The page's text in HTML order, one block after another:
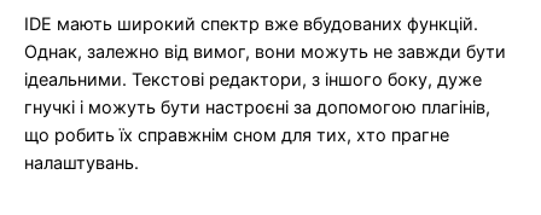
IDE мають широкий спектр вже вбудованих функцій.
Однак, залежно від вимог, вони можуть не завжди бути
ідеальними. Текстові редактори, з іншого боку, дуже
гнучкі і можуть бути настроєні за допомогою плагінів,
що робить їх справжнім сном для тих, хто прагне
налаштувань.